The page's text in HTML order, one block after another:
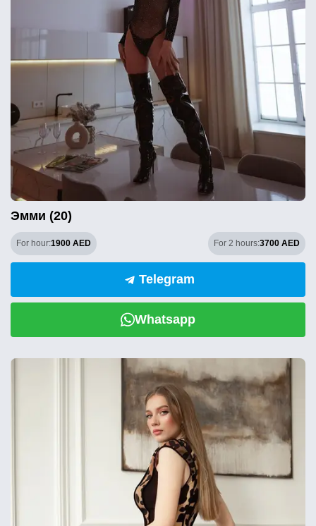
Эмми (20)
For hour:1900 AED For 2 hours:3700 AED
Telegram
Whatsapp